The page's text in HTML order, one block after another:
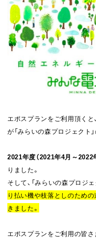
エポスプランをご利用頂く
が「みらいの森プロジェクト
2021年度（2021年4月～2022
りました。
そして、 「みらいの森プロジ
り払い機や枝落としのため
きました。
エポスプランをご利用の皆